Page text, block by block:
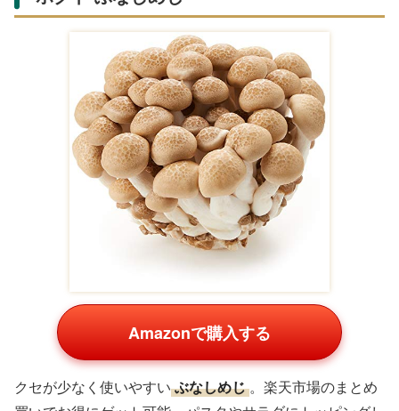
Amazonで購入する
クセが少なく使いやすい ぶなしめじ 。楽天市場のまとめ